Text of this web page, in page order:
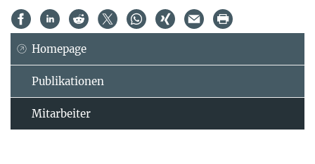
Homepage
Publikationen
Mitarbeiter